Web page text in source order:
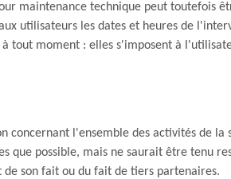
maintenance technique peut toutefois
utilisateurs les dates et heures de
tout moment : elles s'imposent à
l'ensemble des activités de la
que possible, mais ne saurait être tenu
de son fait ou du fait de tiers partenaires.